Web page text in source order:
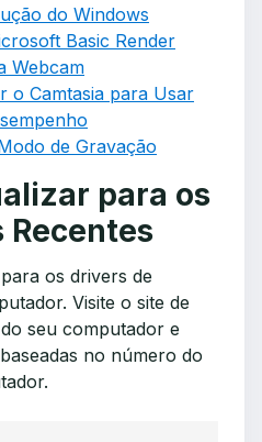
do Windows
Basic Render
Webcam
o Camtasia para Usar
de Gravação
para os
Recentes
os drivers de
Visite o site de
seu computador e
no número do